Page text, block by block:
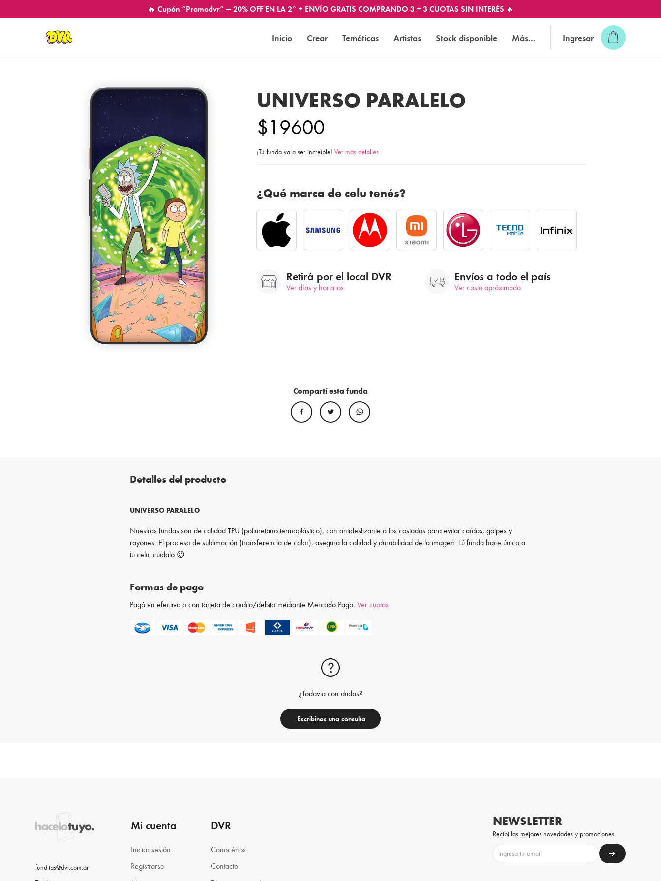
🔥 Cupón “Promodvr” — 20% OFF EN LA 2° + ENVÍO GRATIS COMPRANDO 3 + 3 CUOTAS SIN INTERÉS 🔥
Inicio Crear Temáticas Artistas Stock disponible Más... Ingresar
UNIVERSO PARALELO
$19600
¡Tú funda va a ser increíble! Ver más detalles
¿Qué marca de celu tenés?
Retirá por el local DVR
Ver días y horarios
Envíos a todo el país
Ver costo apróximado
Compartí esta funda
Detalles del producto
UNIVERSO PARALELO
Nuestras fundas son de calidad TPU (poliuretano termoplástico), con antideslizante a los costados para evitar caídas, golpes y
rayones. El proceso de sublimación (transferencia de calor), asegura la calidad y durabilidad de la imagen. Tú funda hace único a
tu celu, cuidalo 😉
Formas de pago
Pagá en efectivo o con tarjeta de credito/debito mediante Mercado Pago.Ver cuotas
¿Todavia con dudas?
Escribinos una consulta
funditas@dvr.com.ar
Mi cuenta
Iniciar sesión
Registrarse
DVR
Conocénos
Contacto
NEWSLETTER
Recibi las mejores novedades y promociones